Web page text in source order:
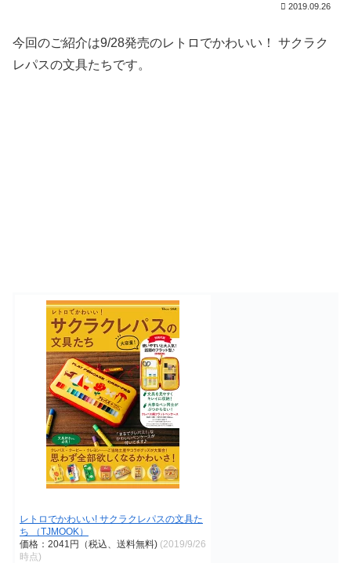
2019.09.26
今回のご紹介は9/28発売のレトロでかわいい！ サクラク
レパスの文具たちです。
レトロでかわいい! サクラクレパスの文具た
ち （TJMOOK）
価格：2041円（税込、送料無料) (2019/9/26
時点)